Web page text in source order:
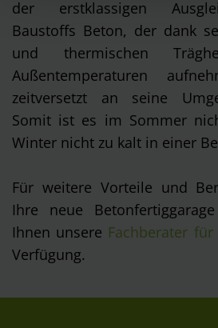
zulassen“ klicken, willigen Sie
a DSGVO ein, dass auch Anbieter
wie in der EU nicht gewährleistet
Fall ist es möglich, dass die
lokale Behörden, möglicherweise
Rechtsbehelfsmöglichkeiten,
Sie auf „Ablehnen“ klicken, findet
Sie in unseren
der erstklassigen
Baustoffs Beton, der dank
und thermischen
Außentemperaturen
zeitversetzt an seine
Somit ist es im Sommer
Winter nicht zu kalt in einer
Für weitere Vorteile und
Ihre neue
Ihnen unsere Fachberater für
Verfügung.